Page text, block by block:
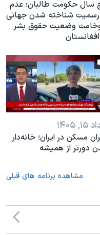
سال حکومت طالبان؛ عدم
رسمیت شناخته شدن جهانی
وضعیت حقوق بشر
۱۴۰۵
مسکن در ایران؛ خانه‌دار
دورتر از همیشه
مشاهده برنامه های قبلی